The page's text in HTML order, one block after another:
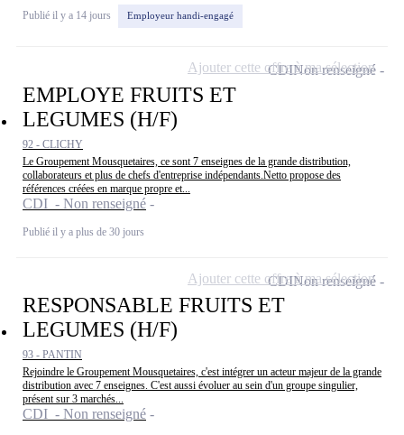
Publié il y a 14 jours Employeur handi-engagé
EMPLOYE FRUITS ET
LEGUMES (H/F)
92 - CLICHY
Le Groupement Mousquetaires, ce sont 7 enseignes de la grande distribution,
collaborateurs et plus de chefs d'entreprise indépendants.Netto propose des
références créées en marque propre et...
CDI - Non renseigné
Publié il y a plus de 30 jours
CDINon renseigné
Ajouter cette offre à ma sélection
RESPONSABLE FRUITS ET
LEGUMES (H/F)
93 - PANTIN
Rejoindre le Groupement Mousquetaires, c'est intégrer un acteur majeur de la grande
distribution avec 7 enseignes. C'est aussi évoluer au sein d'un groupe singulier,
présent sur 3 marchés...
CDI - Non renseigné
CDINon renseigné
Ajouter cette offre à ma sélection